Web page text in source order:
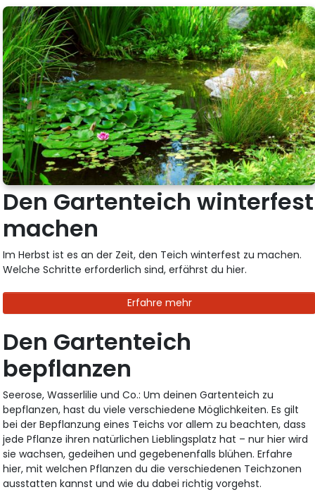
Den Gartenteich winterfest
machen
Im Herbst ist es an der Zeit, den Teich winterfest zu machen.
Welche Schritte erforderlich sind, erfährst du hier.
Erfahre mehr
Den Gartenteich
bepflanzen
Seerose, Wasserlilie und Co.: Um deinen Gartenteich zu
bepflanzen, hast du viele verschiedene Möglichkeiten. Es gilt
bei der Bepflanzung eines Teichs vor allem zu beachten, dass
jede Pflanze ihren natürlichen Lieblingsplatz hat – nur hier wird
sie wachsen, gedeihen und gegebenenfalls blühen. Erfahre
hier, mit welchen Pflanzen du die verschiedenen Teichzonen
ausstatten kannst und wie du dabei richtig vorgehst.